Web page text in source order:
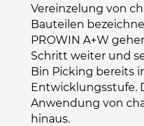
Vereinzelung von
Bauteilen
PROWIN A+W
Schritt weiter und
Bin Picking bereits
Entwicklungsstufe.
Anwendung von
hinaus.